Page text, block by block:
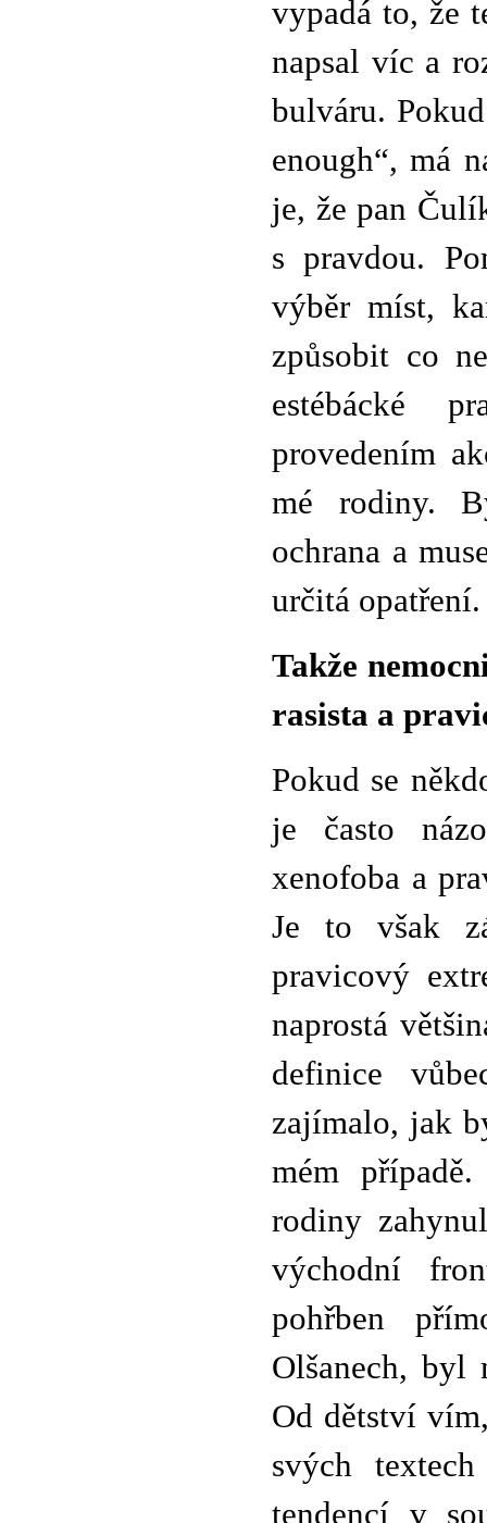
vypadá to, že
napsal víc a
bulváru.
enough“, má
je, že pan
s pravdou.
výběr míst,
způsobit co
estébácké
provedením
mé rodiny.
ochrana a
určitá
Takže
rasista a
Pokud se
je často
xenofoba a
Je to však
pravicový
naprostá
definice
zajímalo, jak
mém
rodiny
východní
pohřben
Olšanech, byl
Od dětství
svých
tendencí v